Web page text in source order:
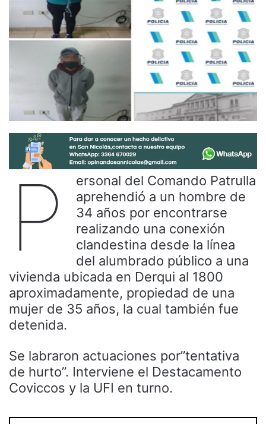
P
ersonal del Comando Patrulla
aprehendió a un hombre de
34 años por encontrarse
realizando una conexión
clandestina desde la línea
del alumbrado público a una
vivienda ubicada en Derqui al 1800
aproximadamente, propiedad de una
mujer de 35 años, la cual también fue
detenida.
Se labraron actuaciones por”tentativa
de hurto”. Interviene el Destacamento
Coviccos y la UFI en turno.